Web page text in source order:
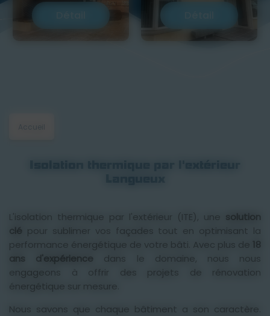
L'isolation thermique par l'extérieur (ITE), une solution
clé pour sublimer vos façades tout en optimisant la
performance énergétique de votre bâti. Avec plus de 18
ans d'expérience
dans le domaine, nous nous
engageons à offrir des projets de rénovation
énergétique sur mesure.
Nous savons que chaque bâtiment a son caractère.